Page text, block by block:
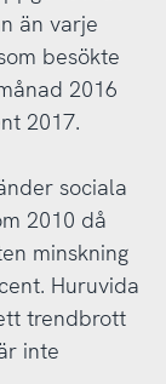
än varje
besökte
2016
2017.
sociala
2010 då
minskning
Huruvida
trendbrott
inte